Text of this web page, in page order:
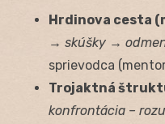
Hrdinova cesta
→ skúšky →
sprievodca
Trojaktná
konfrontácia –